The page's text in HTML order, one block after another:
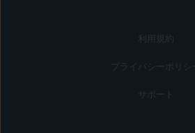
利用規約
プライバシーポリシー
サポート